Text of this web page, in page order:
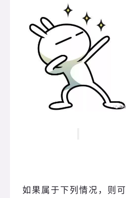
如果属于下列情况，则可